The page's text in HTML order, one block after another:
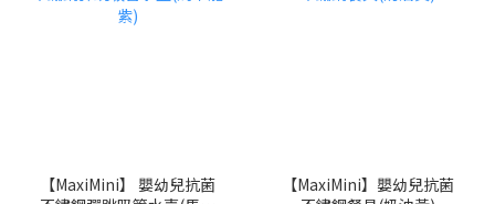
【MaxiMini】 嬰幼兒抗菌
【MaxiMini】嬰幼兒抗菌